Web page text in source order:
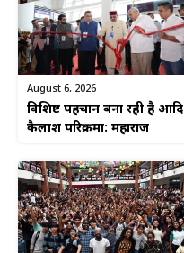
August 6, 2026
विशिष्ट पहचान बना रही है आदि
कैलाश परिक्रमा: महाराज